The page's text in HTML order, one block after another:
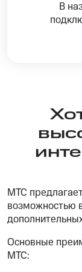
В
МТС
возможностью
Основные
МТС: